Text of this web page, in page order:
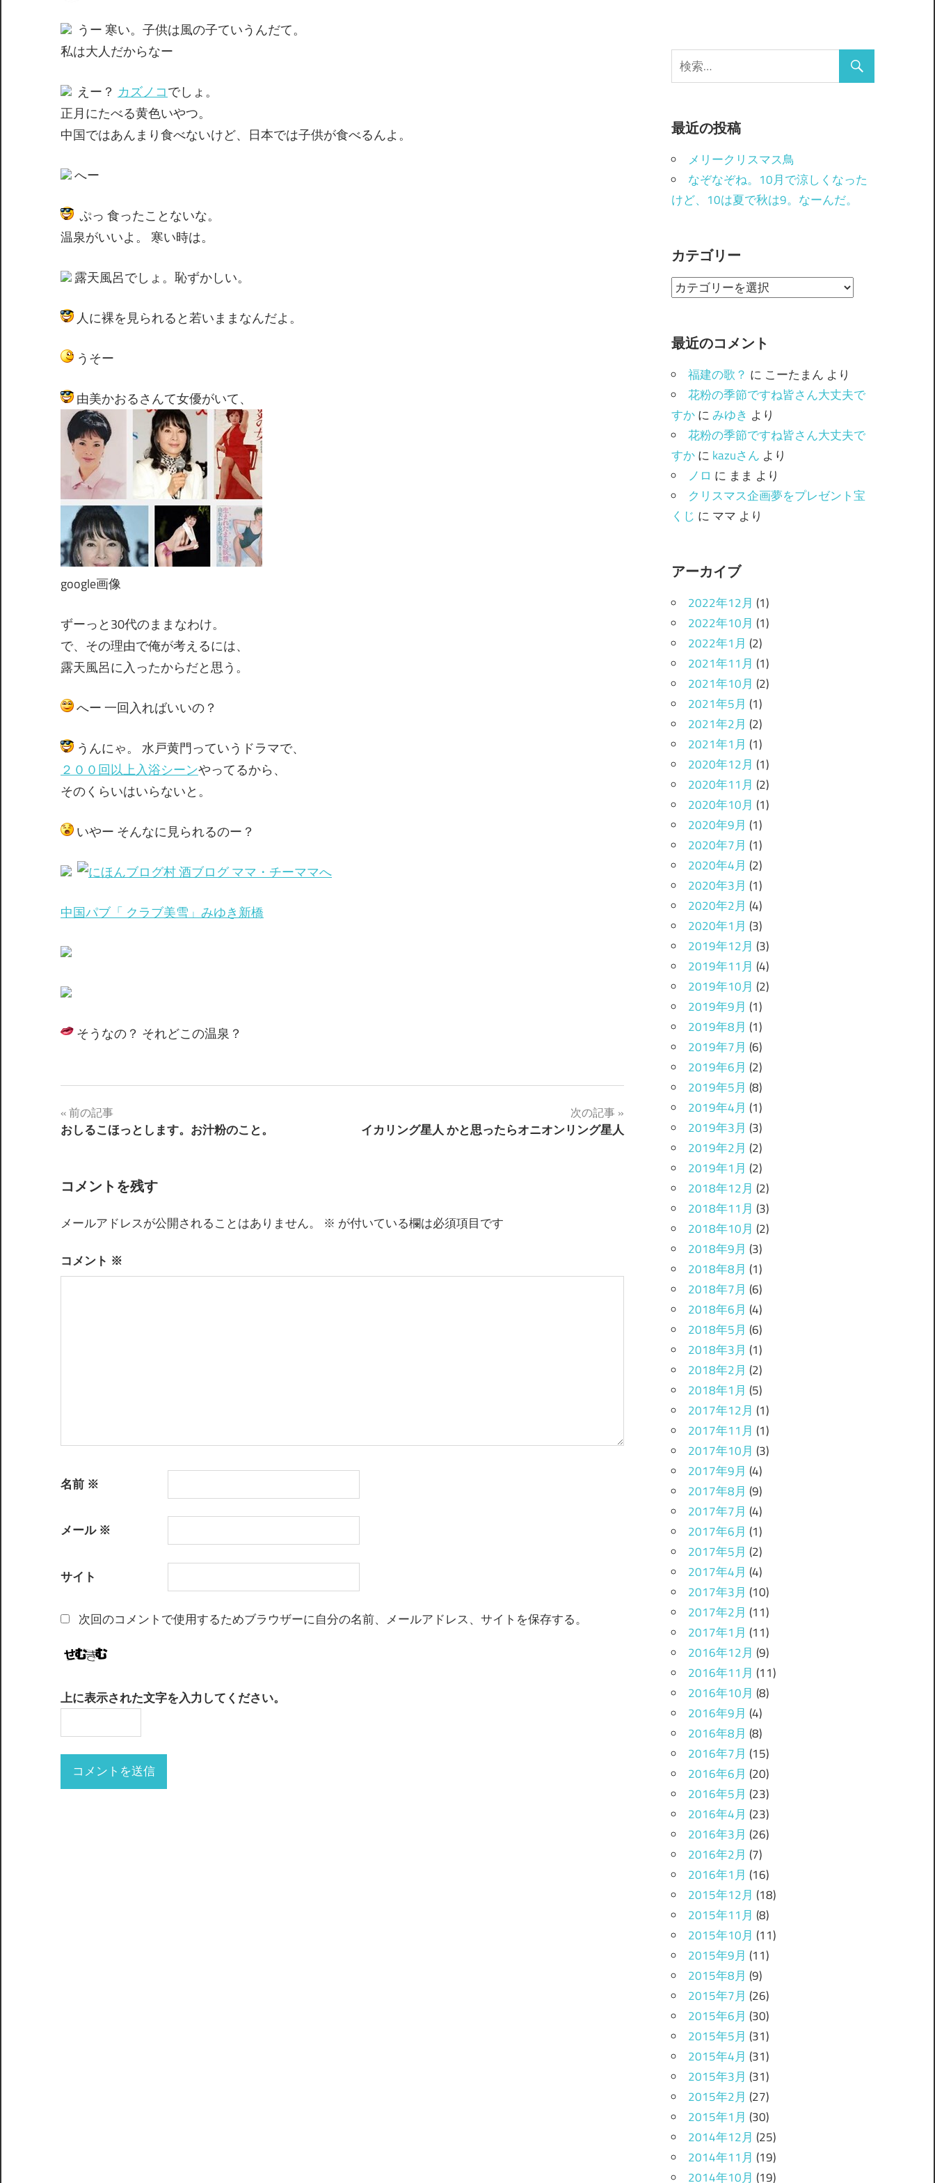
うー 寒い。子供は風の子ていうんだて。
私は大人だからなー
えー？ カズノコでしょ。
正月にたべる黄色いやつ。
中国ではあんまり食べないけど、日本では子供が食べるんよ。
へー
ぷっ 食ったことないな。
温泉がいいよ。 寒い時は。
露天風呂でしょ。恥ずかしい。
人に裸を見られると若いままなんだよ。
うそー
由美かおるさんて女優がいて、
google画像
ずーっと30代のままなわけ。
で、その理由で俺が考えるには、
露天風呂に入ったからだと思う。
へー 一回入ればいいの？
うんにゃ。 水戸黄門っていうドラマで、
２００回以上入浴シーンやってるから、
そのくらいはいらないと。
いやー そんなに見られるのー？
中国パブ「 クラブ美雪」みゆき新橋
そうなの？ それどこの温泉？
投
ナ
ビ
ー
前の記事
おしるこほっとします。お汁粉のこと。
次の記事
イカリング星人 かと思ったらオニオンリング星人
コメントを残す
メールアドレスが公開されることはありません。 ※ が付いている欄は必須項目です
コメント ※
名前 ※
メール※
サイト
次回のコメントで使用するためブラウザーに自分の名前、メールアドレス、サイトを保存する。
上に表示された文字を入力してください。
最近の投稿
メリークリスマス鳥
なぞなぞね。10月で涼しくなった
けど、10は夏で秋は9。なーんだ。
カテゴリー
カ
リ
ー
最近のコメント
福建の歌？ に こーたまん より
花粉の季節ですね皆さん大丈夫で
すかにみゆき より
花粉の季節ですね皆さん大丈夫で
すかに kazuさん より
ノロ に まま より
クリスマス企画夢をプレゼント宝
くじ に ママ より
アーカイブ
2022年12月 (1)
2022年10月 (1)
2022年1月 (2)
2021年11月 (1)
2021年10月 (2)
2021年5月 (1)
2021年2月 (2)
2021年1月 (1)
2020年12月 (1)
2020年11月 (2)
2020年10月 (1)
2020年9月 (1)
2020年7月 (1)
2020年4月 (2)
2020年3月 (1)
2020年2月 (4)
2020年1月 (3)
2019年12月 (3)
2019年11月 (4)
2019年10月 (2)
2019年9月 (1)
2019年8月 (1)
2019年7月 (6)
2019年6月 (2)
2019年5月 (8)
2019年4月 (1)
2019年3月 (3)
2019年2月 (2)
2019年1月 (2)
2018年12月 (2)
2018年11月 (3)
2018年10月 (2)
2018年9月 (3)
2018年8月 (1)
2018年7月 (6)
2018年6月 (4)
2018年5月 (6)
2018年3月 (1)
2018年2月 (2)
2018年1月 (5)
2017年12月 (1)
2017年11月 (1)
2017年10月 (3)
2017年9月 (4)
2017年8月 (9)
2017年7月 (4)
2017年6月 (1)
2017年5月 (2)
2017年4月 (4)
2017年3月 (10)
2017年2月 (11)
2017年1月 (11)
2016年12月 (9)
2016年11月 (11)
2016年10月 (8)
2016年9月 (4)
2016年8月 (8)
2016年7月 (15)
2016年6月 (20)
2016年5月 (23)
2016年4月 (23)
2016年3月 (26)
2016年2月 (7)
2016年1月 (16)
2015年12月 (18)
2015年11月 (8)
2015年10月 (11)
2015年9月 (11)
2015年8月 (9)
2015年7月 (26)
2015年6月 (30)
2015年5月 (31)
2015年4月 (31)
2015年3月 (31)
2015年2月 (27)
2015年1月 (30)
2014年12月 (25)
2014年11月 (19)
2014年10月 (19)